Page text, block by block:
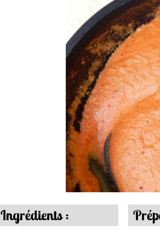
Ingrédients :